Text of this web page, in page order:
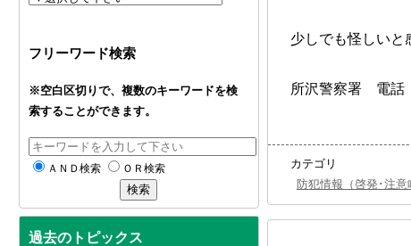
フリーワード検索
※空白区切りで、複数のキーワードを検
索することができます。
ＡＮＤ検索 ＯＲ検索
過去のトピックス
少しでも怪しいと
所沢警察署 電話
カテゴリ
防犯情報（啓発･注意